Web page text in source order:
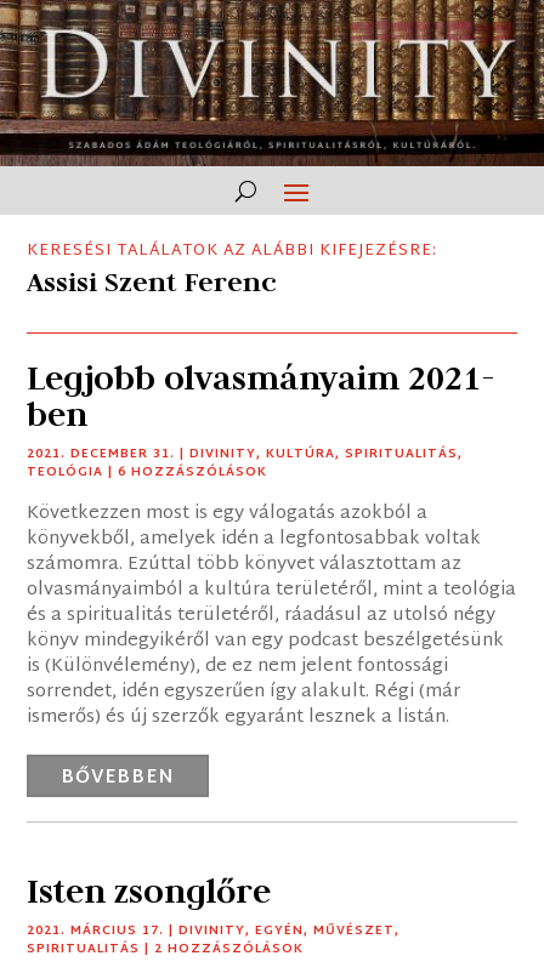
KERESÉSI TALÁLATOK AZ ALÁBBI KIFEJEZÉSRE:
Assisi Szent Ferenc
Legjobb olvasmányaim 2021-
ben
2021. DECEMBER 31. |DIVINITY,KULTÚRA,SPIRITUALITÁS,
TEOLÓGIA | 6 HOZZÁSZÓLÁSOK
Következzen most is egy válogatás azokból a
könyvekből, amelyek idén a legfontosabbak voltak
számomra. Ezúttal több könyvet választottam az
olvasmányaimból a kultúra területéről, mint a teológia
és a spiritualitás területéről, ráadásul az utolsó négy
könyv mindegyikéről van egy podcast beszélgetésünk
is (Különvélemény), de ez nem jelent fontossági
sorrendet, idén egyszerűen így alakult. Régi (már
ismerős) és új szerzők egyaránt lesznek a listán.
BŐVEBBEN
Isten zsonglőre
2021. MÁRCIUS 17. |DIVINITY,EGYÉN,MŰVÉSZET,
SPIRITUALITÁS | 2 HOZZÁSZÓLÁSOK